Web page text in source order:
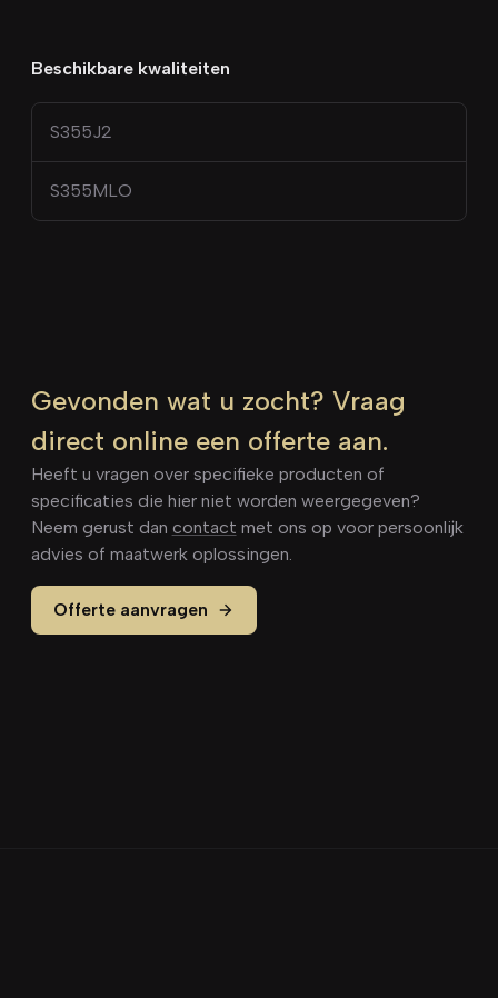
Beschikbare kwaliteiten
S355J2
S355MLO
Gevonden wat u zocht? Vraag
direct online een offerte aan.
Heeft u vragen over specifieke producten of
specificaties die hier niet worden weergegeven?
Neem gerust dan contact met ons op voor persoonlijk
advies of maatwerk oplossingen.
Offerte aanvragen